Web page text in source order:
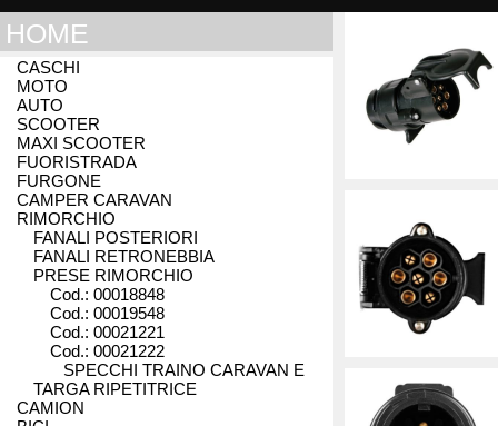
EMAIL (conf.)
PASSWORD (conf.)
HOME
CASCHI
MOTO
AUTO
SCOOTER
MAXI SCOOTER
FUORISTRADA
FURGONE
CAMPER CARAVAN
RIMORCHIO
FANALI POSTERIORI
FANALI RETRONEBBIA
PRESE RIMORCHIO
Cod.: 00018848
Cod.: 00019548
Cod.: 00021221
Cod.: 00021222
SPECCHI TRAINO CARAVAN E
RIMORCHI
TARGA RIPETITRICE
CAMION